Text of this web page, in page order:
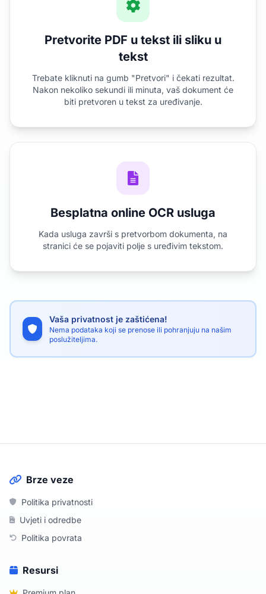
Pretvorite PDF u tekst ili sliku u
tekst
Trebate kliknuti na gumb "Pretvori" i čekati rezultat.
Nakon nekoliko sekundi ili minuta, vaš dokument će
biti pretvoren u tekst za uređivanje.
Besplatna online OCR usluga
Kada usluga završi s pretvorbom dokumenta, na
stranici će se pojaviti polje s uređivim tekstom.
Vaša privatnost je zaštićena!
Nema podataka koji se prenose ili pohranjuju na našim
poslužiteljima.
Brze veze
Politika privatnosti
Uvjeti i odredbe
Politika povrata
Resursi